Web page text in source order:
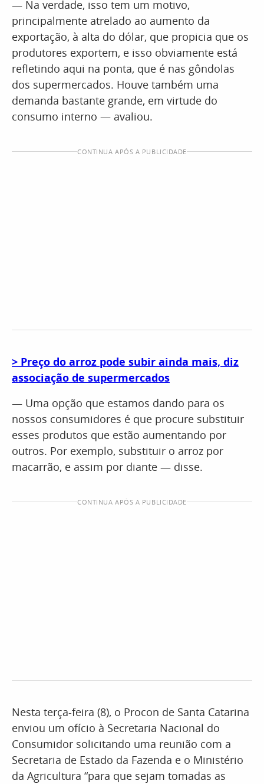
— Na verdade, isso tem um motivo,
principalmente atrelado ao aumento da
exportação, à alta do dólar, que propicia que os
produtores exportem, e isso obviamente está
refletindo aqui na ponta, que é nas gôndolas
dos supermercados. Houve também uma
demanda bastante grande, em virtude do
consumo interno — avaliou.
CONTINUA APÓS A PUBLICIDADE
> Preço do arroz pode subir ainda mais, diz
associação de supermercados
— Uma opção que estamos dando para os
nossos consumidores é que procure substituir
esses produtos que estão aumentando por
outros. Por exemplo, substituir o arroz por
macarrão, e assim por diante — disse.
CONTINUA APÓS A PUBLICIDADE
Nesta terça-feira (8), o Procon de Santa Catarina
enviou um ofício à Secretaria Nacional do
Consumidor solicitando uma reunião com a
Secretaria de Estado da Fazenda e o Ministério
da Agricultura “para que sejam tomadas as